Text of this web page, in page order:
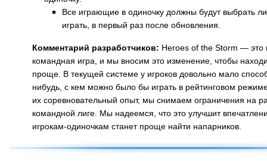
Все играющие в одиночку должны будут выбрать
играть, в первый раз после обновления.
Комментарий разработчиков: Heroes of the Storm — это
командная игра, и мы вносим это изменение, чтобы
проще. В текущей системе у игроков довольно мало
нибудь, с кем можно было бы играть в рейтинговом
их соревновательный опыт, мы снимаем ограничения на
командной лиге. Мы надеемся, что это улучшит
игрокам-одиночкам станет проще найти напарников.